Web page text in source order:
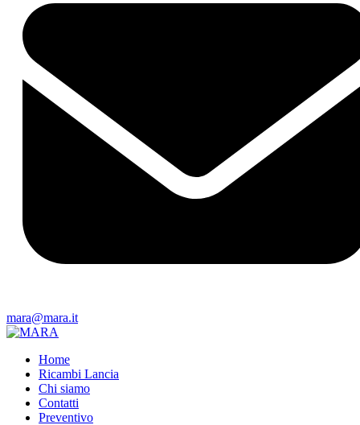
mara@mara.it
Home
Ricambi Lancia
Chi siamo
Contatti
Preventivo